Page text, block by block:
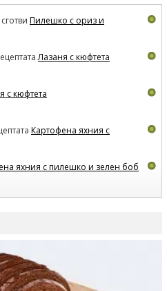
сготви Пилешко с ориз и
Лазаня с кюфтета
с кюфтета
Картофена яхния с
яхния с пилешко и зелен боб